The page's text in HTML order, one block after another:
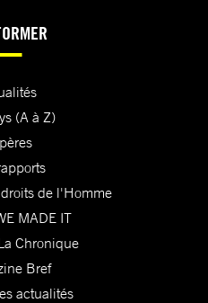
(A à Z)
de l'Homme
MADE IT
Chronique
Bref
actualités